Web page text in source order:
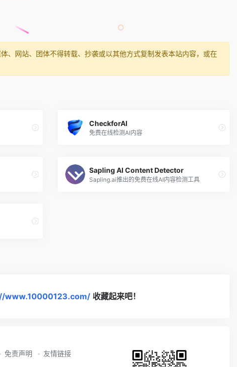
、网站、团体不得转载、抄袭或以其他方式复制发表本站内容，或在
CheckforAI
免费在线检测AI内容
Sapling AI Content Detector
Sapling.ai推出的免费在线AI内容检测工具
www.10000123.com/ 收藏起来吧！
免责声明 友情链接